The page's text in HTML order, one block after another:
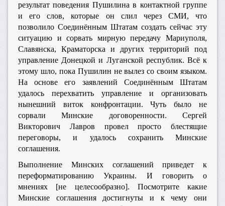
результат поведения Пушилина в контактной группе
и его слов, которые он слил через СМИ, что
позволило Соединённым Штатам создать сейчас эту
ситуацию и сорвать мирную передачу Мариуполя,
Славянска, Краматорска и других территорий под
управление Донецкой и Луганской республик. Всё к
этому шло, пока Пушилин не вылез со своим языком.
На основе его заявлений Соединённым Штатам
удалось перехватить управление и организовать
нынешний виток конфронтации. Чуть было не
сорвали Минские договоренности. Сергей
Викторович Лавров провел просто блестящие
переговоры, и удалось сохранить Минские
соглашения.
Выполнение Минских соглашений приведет к
переформатированию Украины. И говорить о
мнениях [не целесообразно]. Посмотрите какие
Минские соглашения достигнуты и к чему они